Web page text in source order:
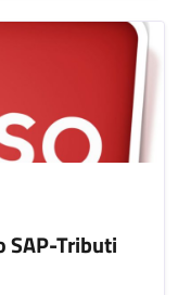
SAP-Tributi